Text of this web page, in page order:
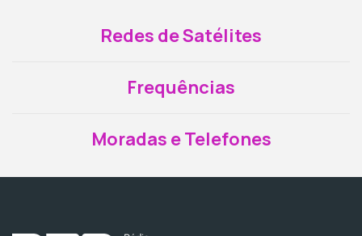
Redes de Satélites
Frequências
Moradas e Telefones